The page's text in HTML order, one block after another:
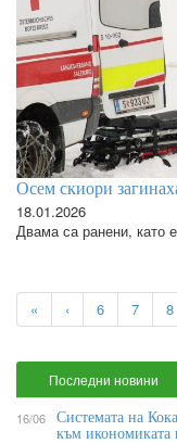
Осем скиори
18.01.2026
Двама са ранени, като
« ‹ 6 7 8
Последни новини
16/06 Системата на
към икономиката